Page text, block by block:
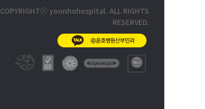
COPYRIGHTⓒ yoonhohospital. ALL RIGHTS
RESERVED.